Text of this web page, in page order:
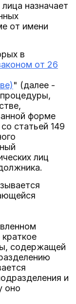
назначает
от имени
в
от 26
" (далее -
форме
статьей 149
лиц
содержащей
и
оно